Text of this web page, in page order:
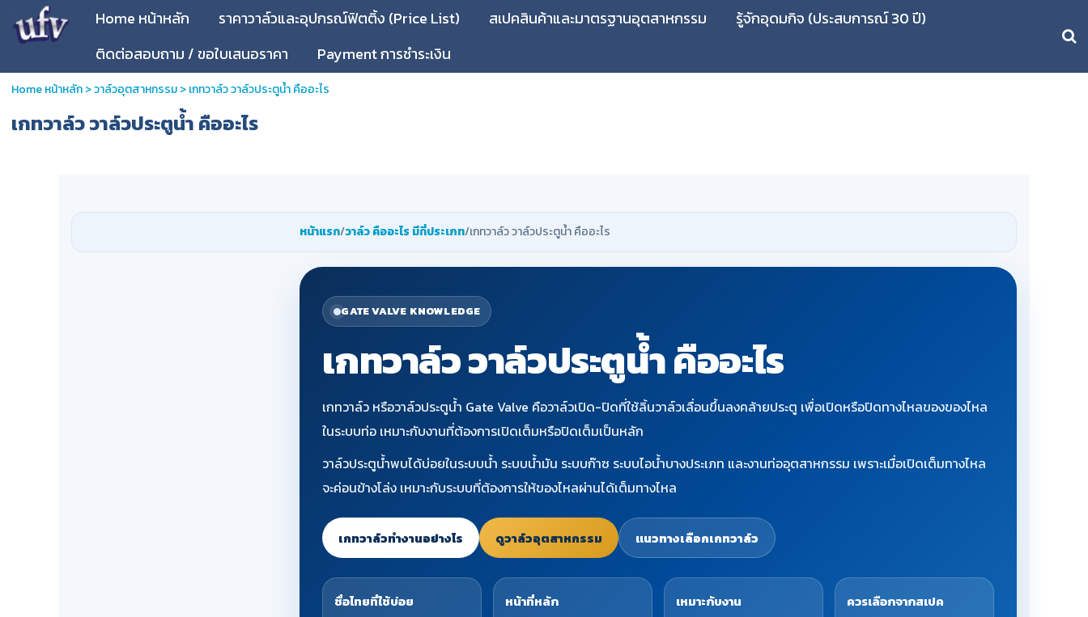
Home หน้าหลัก ราคาวาล์วและอุปกรณ์ฟิตติ้ง (Price List) สเปคสินค้าและมาตรฐานอุตสาหกรรม
รู้จักอุดมกิจ (ประสบการณ์ 30 ปี)
ติดต่อสอบถาม / ขอใบเสนอราคา
Payment การชำระเงิน
Home หน้าหลัก>วาล์วอุตสาหกรรม>เกทวาล์ว วาล์วประตูน้ำ คืออะไร
เกทวาล์ว วาล์วประตูน้ำ คืออะไร
หน้าแรก/วาล์ว คืออะไร มีกี่ประเภท/เกทวาล์ว วาล์วประตูน้ำ คืออะไร
GATE VALVE KNOWLEDGE
เกทวาล์ว วาล์วประตูน้ำ คืออะไร
เกทวาล์ว หรือวาล์วประตูน้ำ Gate Valve คือวาล์วเปิด-ปิดที่ใช้ลิ้นวาล์วเลื่อนขึ้นลงคล้ายประตู เพื่อเปิดหรือปิดทางไหลของของไหล
ในระบบท่อ เหมาะกับงานที่ต้องการเปิดเต็มหรือปิดเต็มเป็นหลัก
วาล์วประตูน้ำพบได้บ่อยในระบบน้ำ ระบบน้ำมัน ระบบก๊าซ ระบบไอน้ำบางประเภท และงานท่ออุตสาหกรรม เพราะเมื่อเปิดเต็มทางไหล
จะค่อนข้างโล่ง เหมาะกับระบบที่ต้องการให้ของไหลผ่านได้เต็มทางไหล
เกทวาล์วทำงานอย่างไร ดูวาล์วอุตสาหกรรม แนวทางเลือกเกทวาล์ว
ชื่อไทยที่ใช้บ่อย หน้าที่หลัก เหมาะกับงาน ควรเลือกจากสเปค